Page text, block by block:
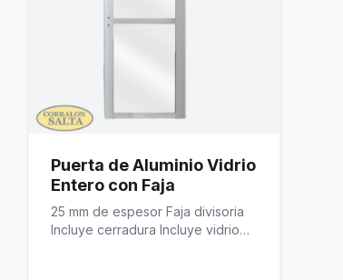
Puerta de Aluminio Vidrio
Entero con Faja
25 mm de espesor Faja divisoria
Incluye cerradura Incluye vidrio…